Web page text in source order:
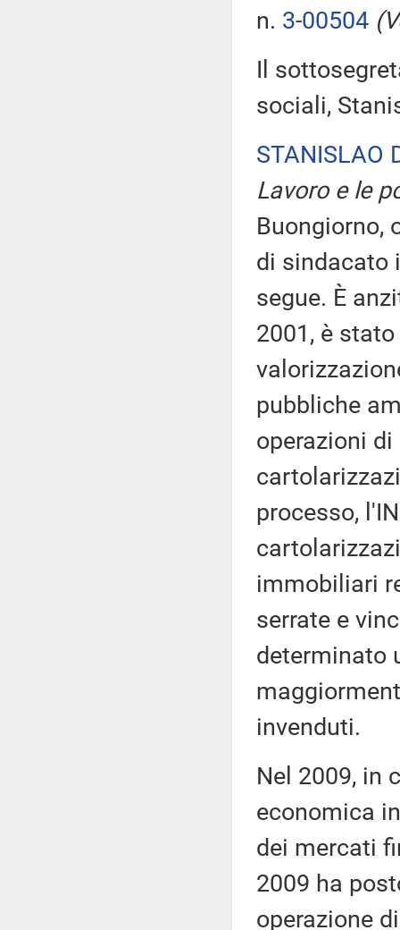
n. 3-00504
Il
sociali,
STANISLAO
Lavoro e le
Buongiorno,
di sindacato
segue. È
2001, è
pubbliche
operazioni
processo,
immobiliari
serrate e
determinato
invenduti.
Nel 2009, in
economica
dei mercati
2009 ha
operazione